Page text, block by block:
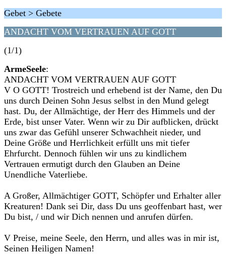
Gebet > Gebete
ANDACHT VOM VERTRAUEN AUF GOTT
(1/1)
ArmeSeele:
ANDACHT VOM VERTRAUEN AUF GOTT
V O GOTT! Trostreich und erhebend ist der Name, den Du
uns durch Deinen Sohn Jesus selbst in den Mund gelegt
hast. Du, der Allmächtige, der Herr des Himmels und der
Erde, bist unser Vater. Wenn wir zu Dir aufblicken, drückt
uns zwar das Gefühl unserer Schwachheit nieder, und
Deine Größe und Herrlichkeit erfüllt uns mit tiefer
Ehrfurcht. Dennoch fühlen wir uns zu kindlichem
Vertrauen ermutigt durch den Glauben an Deine
Unendliche Vaterliebe.
A Großer, Allmächtiger GOTT, Schöpfer und Erhalter aller
Kreaturen! Dank sei Dir, dass Du uns geoffenbart hast, wer
Du bist, / und wir Dich nennen und anrufen dürfen.
V Preise, meine Seele, den Herrn, und alles was in mir ist,
Seinen Heiligen Namen!